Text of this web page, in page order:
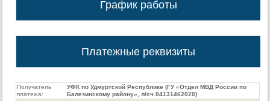
График работы
Платежные реквизиты
Получатель
платежа:
УФК по Удмуртской Республике (ГУ «Отдел МВД России по
Балезинскому району», л/сч 04131462020)